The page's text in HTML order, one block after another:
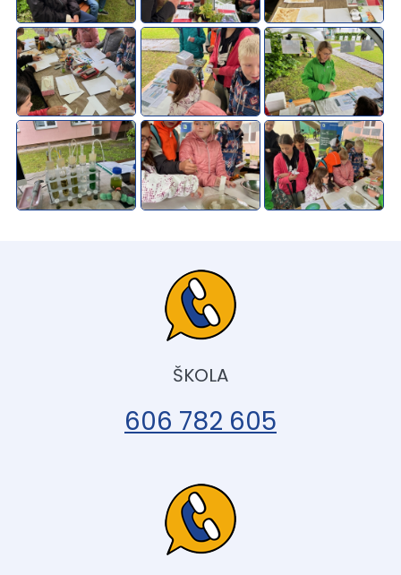
ŠKOLA
606 782 605